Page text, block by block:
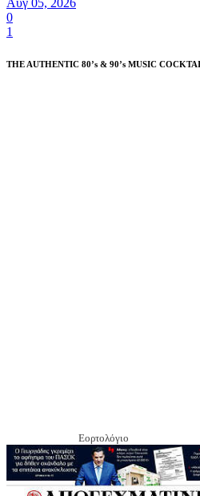
Αυγ 05, 2026
0
1
THE AUTHENTIC 80’s & 90’s MUSIC
Εορτολόγιο